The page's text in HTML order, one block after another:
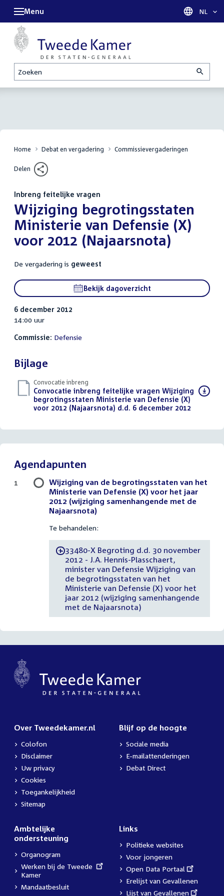
Zoeken
Menu Taal
NL
Home Debat en vergadering Commissievergaderingen
Delen
Inbreng feitelijke vragen
:Wijziging begrotingsstaten
Ministerie van Defensie (X)
voor 2012 (Najaarsnota)
De vergadering is geweest
Bekijk dagoverzicht
6 december 2012
14:00 uur
Commissie: Defensie
Bijlage
Convocatie inbreng
Download
bestand:
Convocatie inbreng feitelijke vragen Wijziging
begrotingsstaten Ministerie van Defensie (X)
voor 2012 (Najaarsnota) d.d. 6 december 2012
Agendapunten
Wijziging van de begrotingsstaten van het
Ministerie van Defensie (X) voor het jaar
2012 (wijziging samenhangende met de
Najaarsnota)
Te behandelen:
-33480-X Begroting d.d. 30 november
2012 - J.A. Hennis-Plasschaert,
minister van Defensie Wijziging van
de begrotingsstaten van het
Ministerie van Defensie (X) voor het
jaar 2012 (wijziging samenhangende
met de Najaarsnota)
1
Over Tweedekamer.nl
Colofon
Disclaimer
Uw privacy
Cookies
Toegankelijkheid
Sitemap
Blijf op de hoogte
Sociale media
E-mailattenderingen
Debat Direct
Ambtelijke
ondersteuning
Organogram
External
link:
Werken bij de Tweede
Kamer
Mandaatbesluit
Links
Politieke websites
Voor jongeren
External
link:
Open Data Portaal
Erelijst van Gevallenen
External
Lijst van Gevallenen